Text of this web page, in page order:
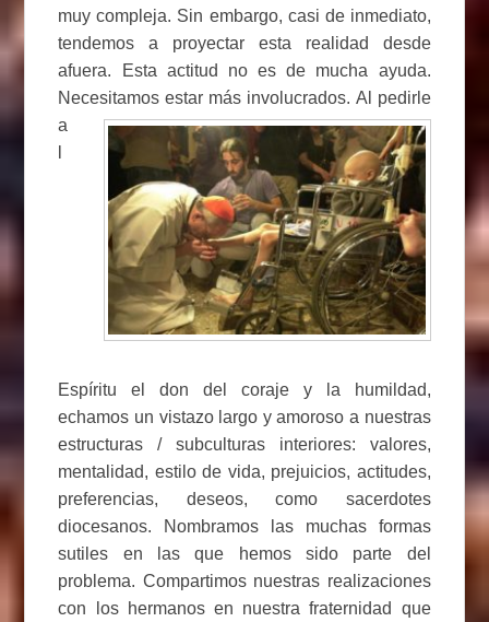
muy compleja. Sin embargo, casi de inmediato,
tendemos a proyectar esta realidad desde
afuera. Esta actitud no es de mucha ayuda.
Necesitamos estar más involucrados. Al pedirle
a
Espíritu el don del coraje y la humildad,
echamos un vistazo largo y amoroso a nuestras
estructuras / subculturas interiores: valores,
mentalidad, estilo de vida, prejuicios, actitudes,
preferencias, deseos, como sacerdotes
diocesanos. Nombramos las muchas formas
sutiles en las que hemos sido parte del
problema. Compartimos nuestras realizaciones
con los hermanos en nuestra fraternidad que